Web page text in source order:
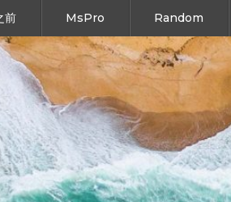
前 MsPro Random